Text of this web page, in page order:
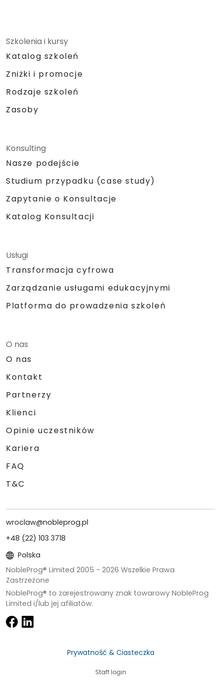
Szkolenia i kursy
Katalog szkoleń
Zniżki i promocje
Rodzaje szkoleń
Zasoby
Konsulting
Nasze podejście
Studium przypadku (case study)
Zapytanie o Konsultacje
Katalog Konsultacji
Usługi
Transformacja cyfrowa
Zarządzanie usługami edukacyjnymi
Platforma do prowadzenia szkoleń
O nas
O nas
Kontakt
Partnerzy
Klienci
Opinie uczestników
Kariera
FAQ
T&C
wroclaw@nobleprog.pl
+48 (22) 103 3718
Polska
NobleProg® Limited 2005 - 2026 Wszelkie Prawa
Zastrzeżone
NobleProg® to zarejestrowany znak towarowy NobleProg
Limited i/lub jej afiliatów.
Prywatność & Ciasteczka
Staff login